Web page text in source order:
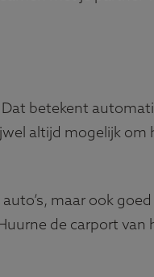
betekent
altijd mogelijk om
maar ook
de carport